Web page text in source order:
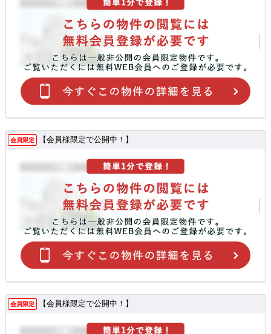
会員限定 【会員様限定で公開中！】
会員限定 【会員様限定で公開中！】